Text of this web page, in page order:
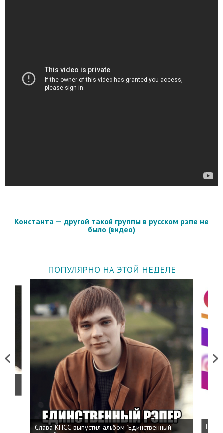
Константа — другой такой группы в русском рэпе не
было (видео)
ПОПУЛЯРНО НА ЭТОЙ НЕДЕЛЕ
Previous
Слава КПСС выпустил альбом "Единственный
Next